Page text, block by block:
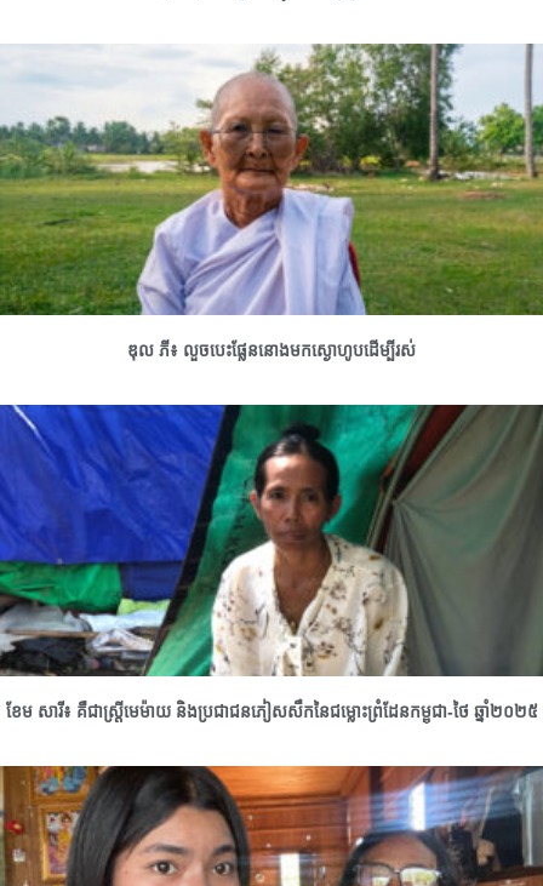
ឌុល ភី៖ លួចបេះផ្លែននោងមកស្ងោហូបដើម្បីរស់
ខែម សារី៖ គឺជាស្រ្តីមេម៉ាយ និងប្រជាជនភៀសសឹកនៃជម្លោះព្រំដែនកម្ពុជា-ថៃ ឆ្នាំ២០២៥